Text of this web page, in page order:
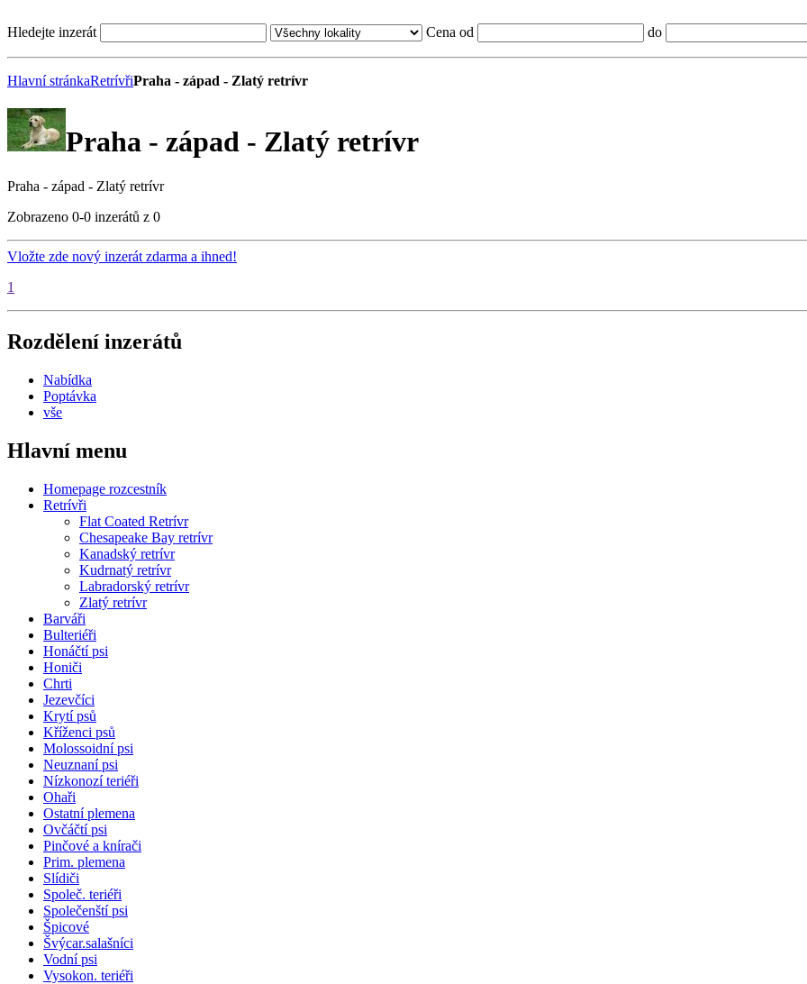
Hledejte inzerát Cena od do
Hlavní stránkaRetrívřiPraha - západ - Zlatý retrívr
Praha - západ - Zlatý retrívr
Praha - západ - Zlatý retrívr
Zobrazeno 0-0 inzerátů z 0
Vložte zde nový inzerát zdarma a ihned!
1
Rozdělení inzerátů
Nabídka
Poptávka
vše
Hlavní menu
Homepage rozcestník
Retrívři
Flat Coated Retrívr
Chesapeake Bay retrívr
Kanadský retrívr
Kudrnatý retrívr
Labradorský retrívr
Zlatý retrívr
Barváři
Bulteriéři
Honáčtí psi
Honiči
Chrti
Jezevčíci
Krytí psů
Kříženci psů
Molossoidní psi
Neuznaní psi
Nízkonozí teriéři
Ohaři
Ostatní plemena
Ovčáčtí psi
Pinčové a knírači
Prim. plemena
Slídiči
Společ. teriéři
Společenští psi
Špicové
Švýcar.salašníci
Vodní psi
Vysokon. teriéři